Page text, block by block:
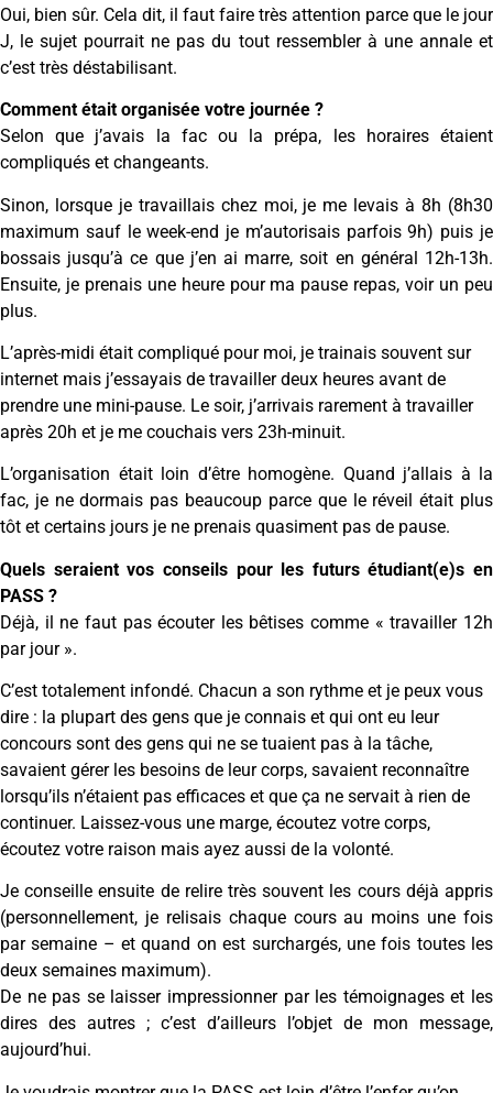
Oui, bien sûr. Cela dit, il faut faire très attention parce que le jour
J, le sujet pourrait ne pas du tout ressembler à une annale et
c’est très déstabilisant.
Comment était organisée votre journée ?
Selon que j’avais la fac ou la prépa, les horaires étaient
compliqués et changeants.
Sinon, lorsque je travaillais chez moi, je me levais à 8h (8h30
maximum sauf le week-end je m’autorisais parfois 9h) puis je
bossais jusqu’à ce que j’en ai marre, soit en général 12h-13h.
Ensuite, je prenais une heure pour ma pause repas, voir un peu
plus.
L’après-midi était compliqué pour moi, je trainais souvent sur
internet mais j’essayais de travailler deux heures avant de
prendre une mini-pause. Le soir, j’arrivais rarement à travailler
après 20h et je me couchais vers 23h-minuit.
L’organisation était loin d’être homogène. Quand j’allais à la
fac, je ne dormais pas beaucoup parce que le réveil était plus
tôt et certains jours je ne prenais quasiment pas de pause.
Quels seraient vos conseils pour les futurs étudiant(e)s en
PASS ?
Déjà, il ne faut pas écouter les bêtises comme « travailler 12h
par jour ».
C’est totalement infondé. Chacun a son rythme et je peux vous
dire : la plupart des gens que je connais et qui ont eu leur
concours sont des gens qui ne se tuaient pas à la tâche,
savaient gérer les besoins de leur corps, savaient reconnaître
lorsqu’ils n’étaient pas efficaces et que ça ne servait à rien de
continuer. Laissez-vous une marge, écoutez votre corps,
écoutez votre raison mais ayez aussi de la volonté.
Je conseille ensuite de relire très souvent les cours déjà appris
(personnellement, je relisais chaque cours au moins une fois
par semaine – et quand on est surchargés, une fois toutes les
deux semaines maximum).
De ne pas se laisser impressionner par les témoignages et les
dires des autres ; c’est d’ailleurs l’objet de mon message,
aujourd’hui.